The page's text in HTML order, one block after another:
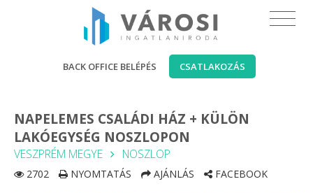
BACK OFFICE BELÉPÉS CSATLAKOZÁS
NAPELEMES CSALÁDI HÁZ + KÜLÖN
LAKÓEGYSÉG NOSZLOPON
VESZPRÉM MEGYE NOSZLOP
2702 NYOMTATÁS AJÁNLÁS FACEBOOK